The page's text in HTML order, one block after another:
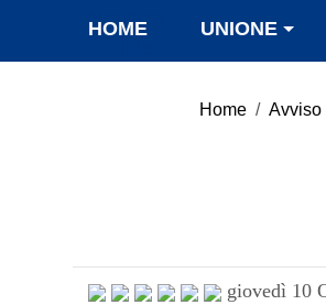
HOME UNIONE
Home / Avviso
giovedì 10